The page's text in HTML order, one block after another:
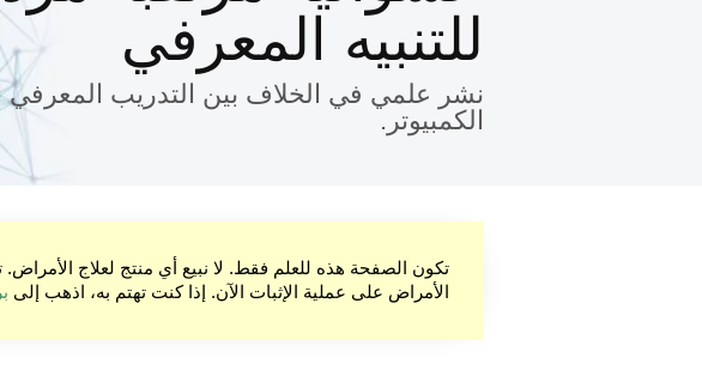
للتنبيه المعرفي
نشر علمي في الخلاف بين التدريب
الكمبيوتر.
تكون الصفحة هذه للعلم فقط. لا نبيع أي منتج لعلاج
الأمراض على عملية الإثبات الآن. إذا كنت تهتم به، اذهب إلى